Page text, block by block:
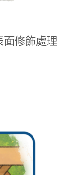
面修飾處理